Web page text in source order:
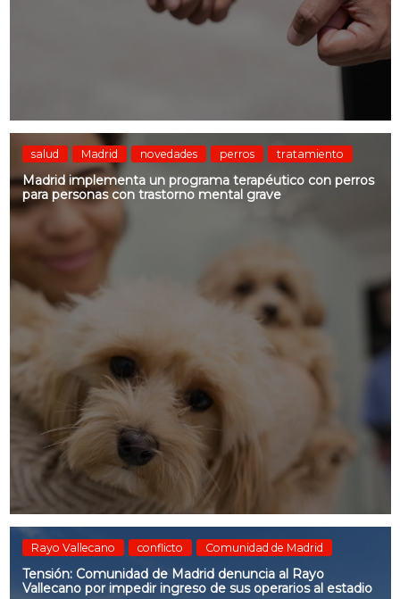
salud Madrid novedades perros tratamiento
Madrid implementa un programa terapéutico con perros
para personas con trastorno mental grave
Rayo Vallecano conflicto Comunidad de Madrid
Tensión: Comunidad de Madrid denuncia al Rayo
Vallecano por impedir ingreso de sus operarios al estadio